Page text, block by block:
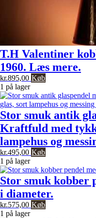
T.H Valentiner
1960. Læs mere.
kr.895,00 Køb
1 på lager
Stor smuk antik
Kraftfuld med
lampehus og
kr.495,00 Køb
1 på lager
Stor smuk kobber
i diameter.
kr.575,00 Køb
1 på lager